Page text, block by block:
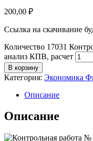
200,00 ₽
Ссылка на скачивание
Количество 17031
анализ КПВ, расчет
В корзину
Категория: Экономика
Описание
Описание